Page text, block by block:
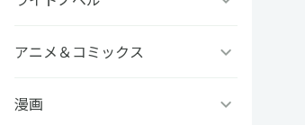
モノパスイーツフェス
アイドルデスゲームTV
原神
ときめきメモリアル Girl’s
ビーンズ文庫24周年
MFブックス
アニメ＆コミックス
聖女の魔力は万能です
漫画